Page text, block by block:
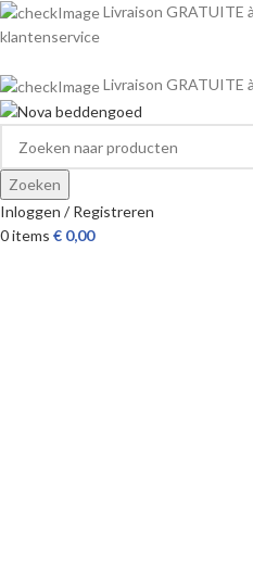
Livraison
klantenservice
Livraison GRATUITE
Zoeken
Inloggen / Registreren
0items € 0,00